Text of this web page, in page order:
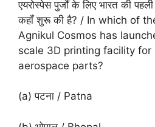
एयरोस्पेस पुर्जों के लिए भारत की
कहाँ शुरू की है? / In which of
Agnikul Cosmos has
scale 3D printing facility for
aerospace parts?
(a) पटना / Patna